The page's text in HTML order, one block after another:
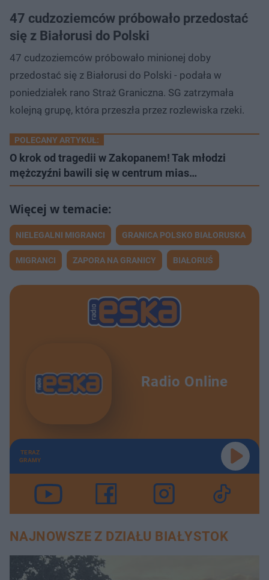
47 cudzoziemców próbowało przedostać
się z Białorusi do Polski
47 cudzoziemców próbowało minionej doby
przedostać się z Białorusi do Polski - podała w
poniedziałek rano Straż Graniczna. SG zatrzymała
kolejną grupę, która przeszła przez rozlewiska rzeki.
POLECANY ARTYKUŁ:
O krok od tragedii w Zakopanem! Tak młodzi
mężczyźni bawili się w centrum mias…
NIELEGALNI MIGRANCI GRANICA POLSKO BIAŁORUSKA
MIGRANCI ZAPORA NA GRANICY BIAŁORUŚ
Radio Online
TERAZ
GRAMY
NAJNOWSZE Z DZIAŁU BIAŁYSTOK